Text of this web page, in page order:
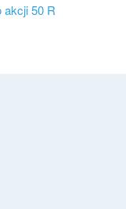
akcji 50 R